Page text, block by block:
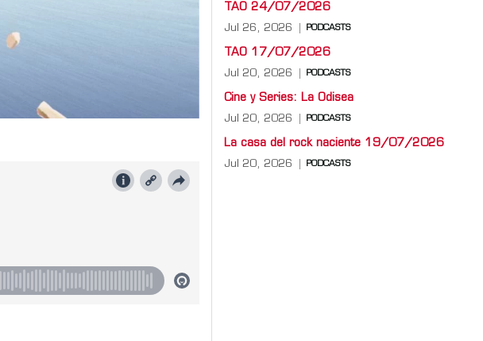
TAO 24/07/2026
Jul 26, 2026 PODCASTS
TAO 17/07/2026
Jul 20, 2026 PODCASTS
Cine y Series: La Odisea
Jul 20, 2026 PODCASTS
La casa del rock naciente 19/07/2026
Jul 20, 2026 PODCASTS